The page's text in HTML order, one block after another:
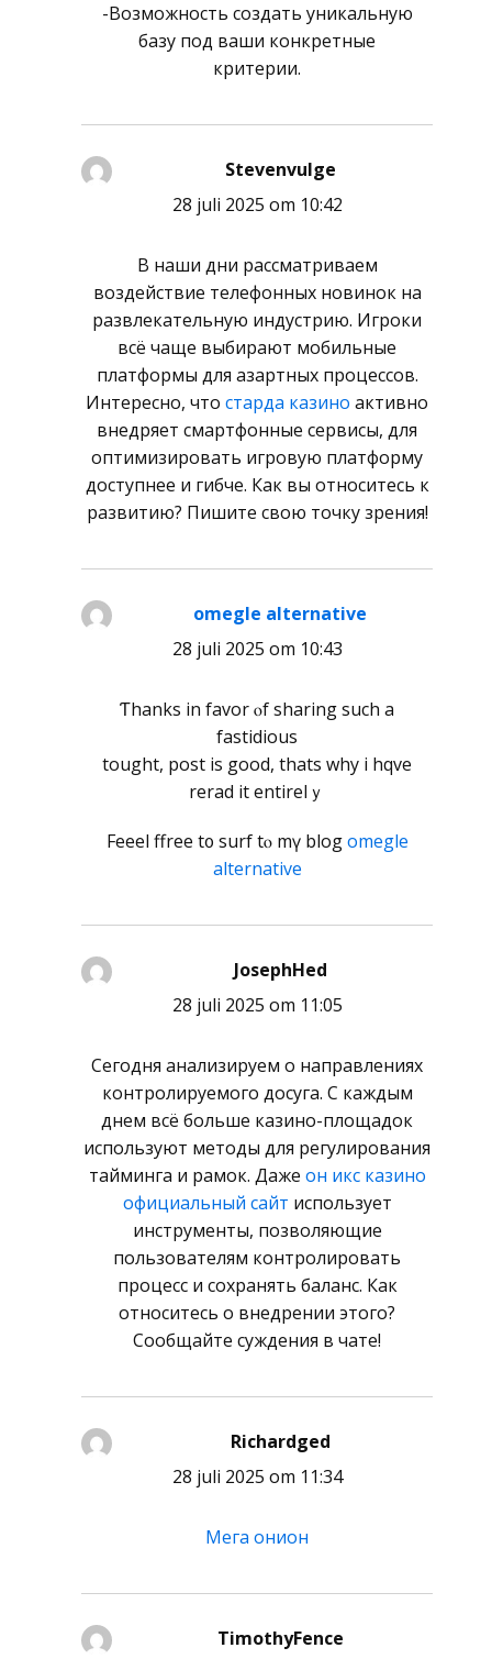
-Возможность создать уникальную
базу под ваши конкретные
критерии.
Stevenvulge
28 juli 2025 om 10:42
В наши дни рассматриваем
воздействие телефонных новинок на
развлекательную индустрию. Игроки
всё чаще выбирают мобильные
платформы для азартных процессов.
Интересно, что старда казино активно
внедряет смартфонные сервисы, для
оптимизировать игровую платформу
доступнее и гибче. Как вы относитесь к
развитию? Пишите свою точку зрения!
omegle alternative
28 juli 2025 om 10:43
Ƭhanks in favor ⲟf sharing such a
fastidious
tһought, post іѕ good, thatѕ why i hqve
rerad іt entirelｙ
Feeel ffree t᧐ surf tⲟ mү blogomegle
alternative
JosephHed
28 juli 2025 om 11:05
Сегодня анализируем о направлениях
контролируемого досуга. С каждым
днем всё больше казино-площадок
используют методы для регулирования
тайминга и рамок. Даже он икс казино
официальный сайт использует
инструменты, позволяющие
пользователям контролировать
процесс и сохранять баланс. Как
относитесь о внедрении этого?
Сообщайте суждения в чате!
Richardged
28 juli 2025 om 11:34
Мега онион
TimothyFence